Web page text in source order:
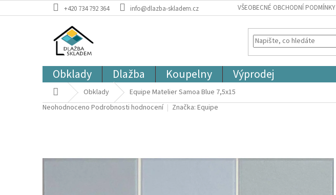
na
+420 734 792 364 info@dlazba-skladem.cz VŠEOBECNÉ OBCHODNÍ PODMÍNKY
Obklady Dlažba Koupelny Výprodej
Domů Obklady
Equipe Matelier Samoa Blue 7,5x15
Průměrné
z
Neohodnoceno Podrobnosti hodnocení Značka: Equipe